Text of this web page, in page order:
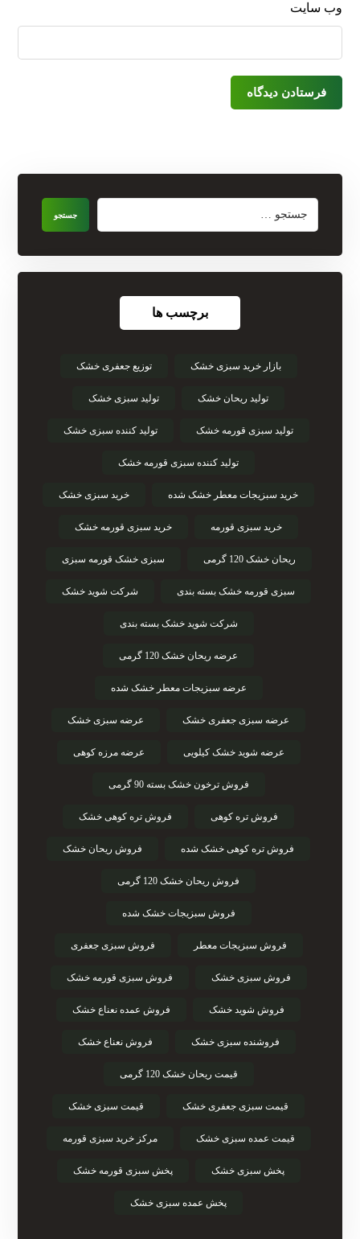
وب‌ سایت
فرستادن دیدگاه
جستجو
برچسب ها
بازار خرید سبزی خشک توزیع جعفری خشک
تولید ریحان خشک تولید سبزی خشک
تولید سبزی قورمه خشک تولید کننده سبزی خشک
تولید کننده سبزی قورمه خشک
خرید سبزیجات معطر خشک شده خرید سبزی خشک
خرید سبزی قورمه خرید سبزی قورمه خشک
ریحان خشک 120 گرمی سبزی خشک قورمه سبزی
سبزی قورمه خشک بسته بندی شرکت شوید خشک
شرکت شوید خشک بسته بندی
عرضه ریحان خشک 120 گرمی
عرضه سبزیجات معطر خشک شده
عرضه سبزی جعفری خشک عرضه سبزی خشک
عرضه شوید خشک کیلویی عرضه مرزه کوهی
فروش ترخون خشک بسته 90 گرمی
فروش تره کوهی فروش تره کوهی خشک
فروش تره کوهی خشک شده فروش ریحان خشک
فروش ریحان خشک 120 گرمی
فروش سبزیجات خشک شده
فروش سبزیجات معطر فروش سبزی جعفری
فروش سبزی خشک فروش سبزی قورمه خشک
فروش شوید خشک فروش عمده نعناع خشک
فروشنده سبزی خشک فروش نعناع خشک
قیمت ریحان خشک 120 گرمی
قیمت سبزی جعفری خشک قیمت سبزی خشک
قیمت عمده سبزی خشک مرکز خرید سبزی قورمه
پخش سبزی خشک پخش سبزی قورمه خشک
پخش عمده سبزی خشک